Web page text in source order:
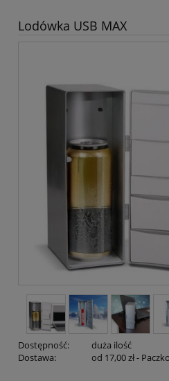
Lodówka USB MAX
Dostępność:
duża ilość
Dostawa:
od 17,00 zł-
Cena nie zawiera ewentualnych